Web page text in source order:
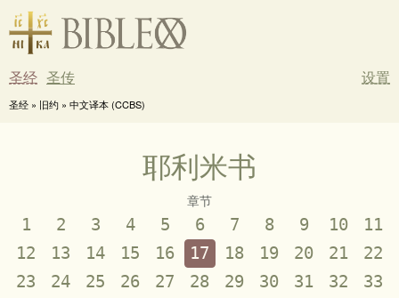
圣经 圣传 设置
圣经 » 旧约 » 中文译本 (CCBS)
耶利米书
章节
1 2 3 4 5 6 7 8 9 10
11
12
13 14 15 16 17 18 19 20 21
22
23
24 25 26 27 28 29 30 31 32
33